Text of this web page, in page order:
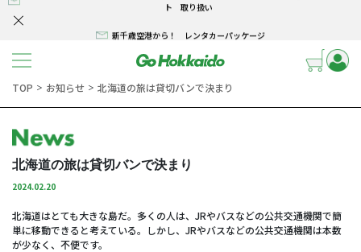
コンテンツへスキップ
TOP ＞ お知らせ ＞ 北海道の旅は貸切バンで決まり
北海道の旅は貸切バンで決まり
2024.02.20
北海道はとても大きな島だ。多くの人は、JRやバスなどの公共交通機関で簡
単に移動できると考えている。しかし、JRやバスなどの公共交通機関は本数
が少なく、不便です。